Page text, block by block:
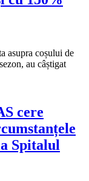
asupra coșului de
au câștigat
cere
Spitalul